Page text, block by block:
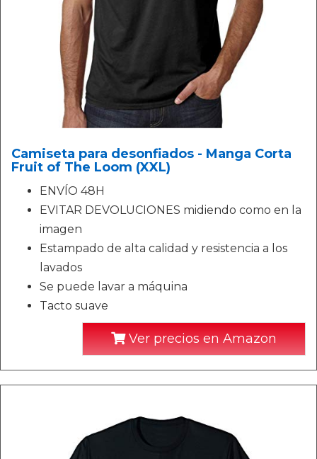
Camiseta para desonfiados - Manga Corta
Fruit of The Loom (XXL)
ENVÍO 48H
EVITAR DEVOLUCIONES midiendo como en la
imagen
Estampado de alta calidad y resistencia a los
lavados
Se puede lavar a máquina
Tacto suave
Ver precios en Amazon